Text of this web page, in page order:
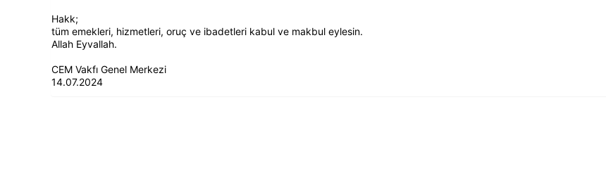
Hakk;
tüm emekleri, hizmetleri, oruç ve ibadetleri kabul ve makbul eylesin.
Allah Eyvallah.
CEM Vakfı Genel Merkezi
14.07.2024